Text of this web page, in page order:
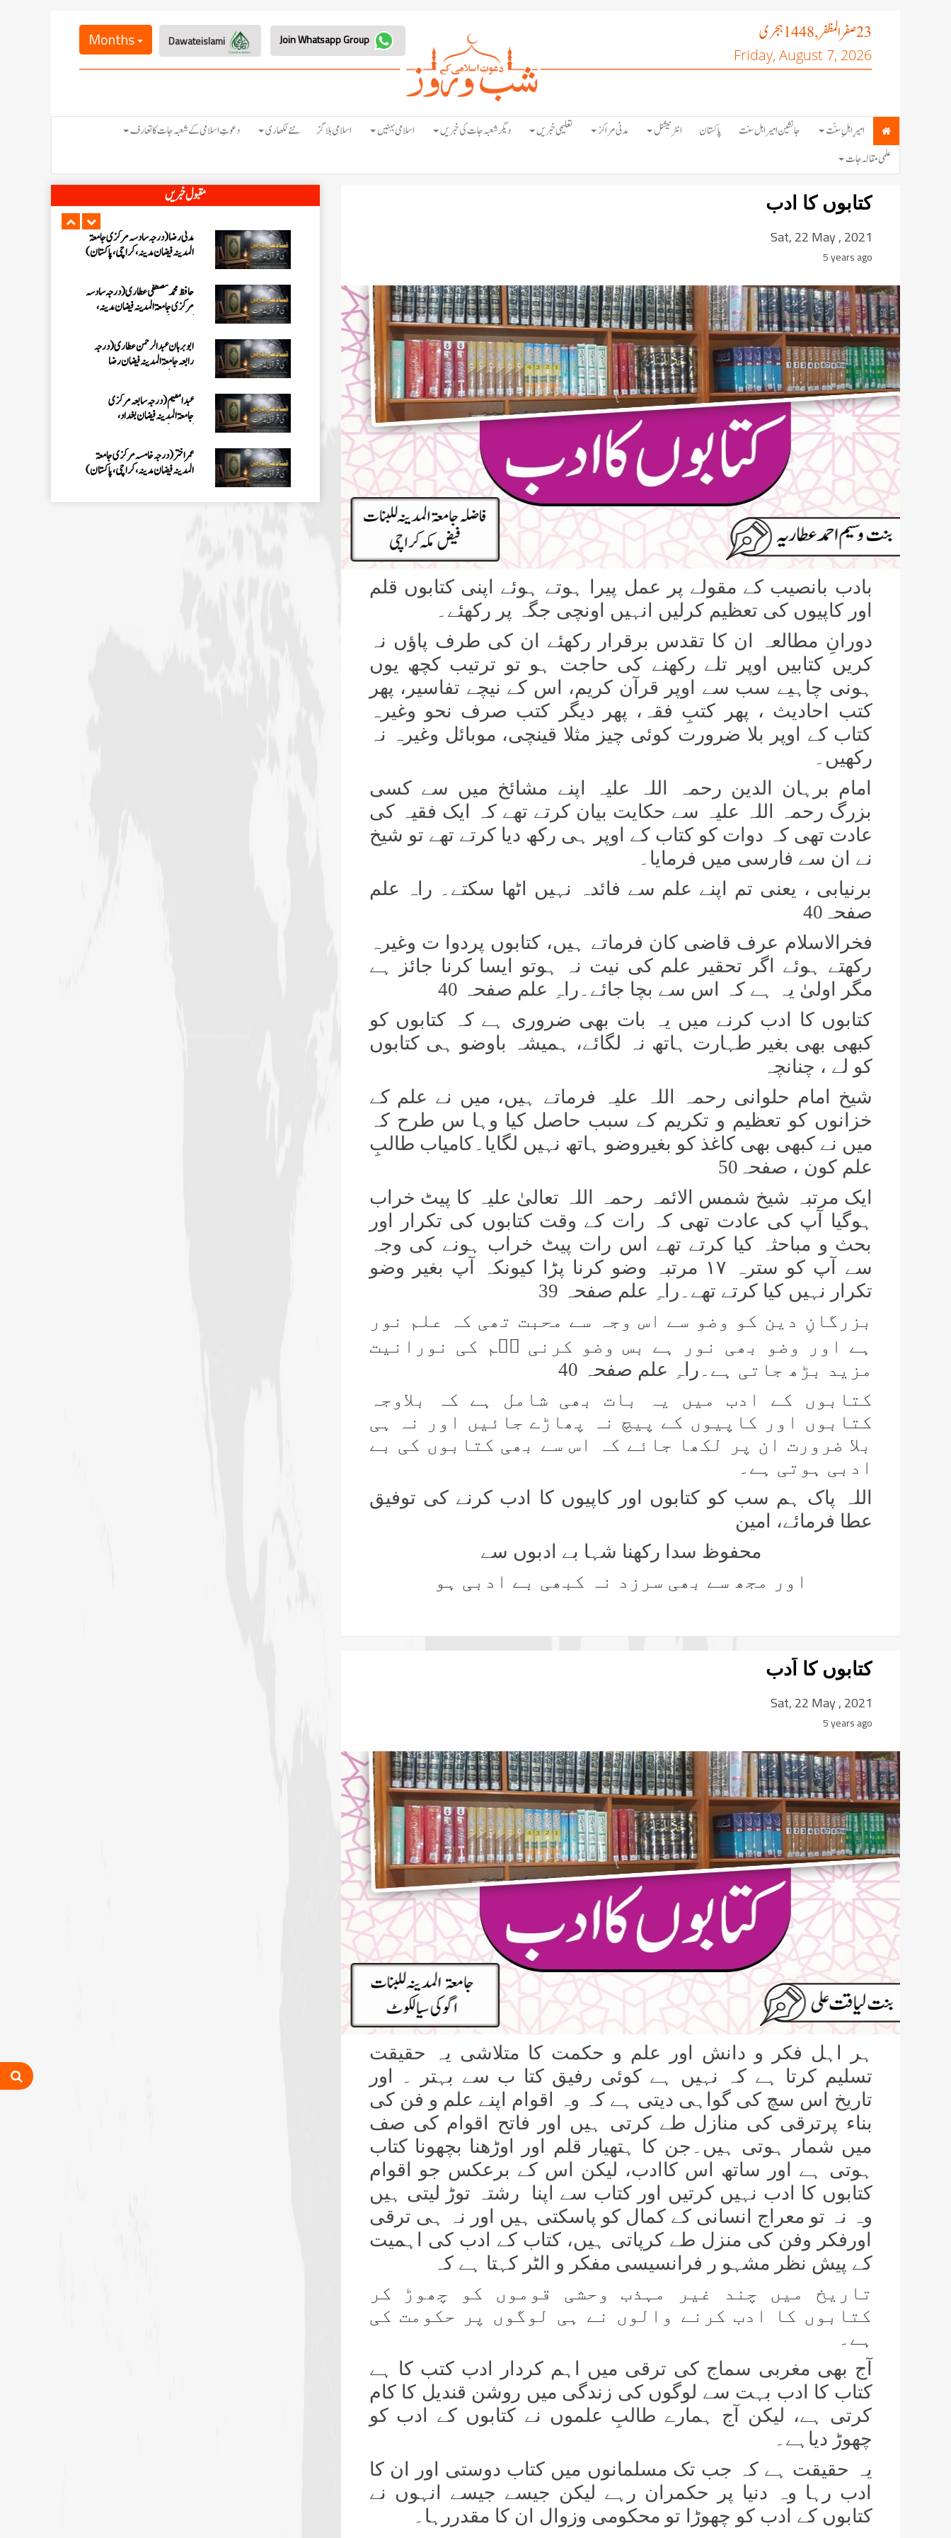
23صفر المظفر, 1448 ہجری
Friday, August 7, 2026
Months
امیرِ اہلِ سنّت جانشین امیر اہل سنت پاکستان انٹرنیشنل مدنی مراکز تعلیمی خبریں دیگر شعبہ جات کی خبریں اسلامی بہنیں اسلامی بلاگز نئے لکھاری
دعوتِ اسلامی کے شعبہ جات کا تعارف
علمی مقالہ جات
کتابوں کا ادب
Sat, 22 May , 2021
5 years ago
بادب بانصیب کے مقولے پر عمل پیرا ہوتے ہوئے اپنی کتابوں قلم
اور کاپیوں کی تعظیم کرلیں انہیں اونچی جگہ پر رکھئے۔
دورانِ مطالعہ ان کا تقدس برقرار رکھئے ان کی طرف پاؤں نہ
کریں کتابیں اوپر تلے رکھنے کی حاجت ہو تو ترتیب کچھ یوں
ہونی چاہیے سب سے اوپر قرآن کریم، اس کے نیچے تفاسیر، پھر
کتب احادیث ، پھر کتبِ فقہ، پھر دیگر کتب صرف نحو وغیرہ
کتاب کے اوپر بلا ضرورت کوئی چیز مثلا قینچی، موبائل وغیرہ نہ
رکھیں۔
امام برہان الدین رحمہ اللہ علیہ اپنے مشائخ میں سے کسی
بزرگ رحمہ اللہ علیہ سے حکایت بیان کرتے تھے کہ ایک فقیہ کی
عادت تھی کہ دوات کو کتاب کے اوپر ہی رکھ دیا کرتے تھے تو شیخ
نے ان سے فارسی میں فرمایا۔
برنیابی ، یعنی تم اپنے علم سے فائدہ نہیں اٹھا سکتے۔ راہ علم
صفحہ 40
فخرالاسلام عرف قاضی کان فرماتے ہیں، کتابوں پردوا ت وغیرہ
رکھتے ہوئے اگر تحقیر علم کی نیت نہ ہوتو ایسا کرنا جائز ہے
مگر اولیٰ یہ ہے کہ اس سے بچا جائے۔ راہِ علم صفحہ 40
کتابوں کا ادب کرنے میں یہ بات بھی ضروری ہے کہ کتابوں کو
کبھی بھی بغیر طہارت ہاتھ نہ لگائے، ہمیشہ باوضو ہی کتابوں
کو لے ، چنانچہ
شیخ امام حلوانی رحمہ اللہ علیہ فرماتے ہیں، میں نے علم کے
خزانوں کو تعظیم و تکریم کے سبب حاصل کیا وہا س طرح کہ
میں نے کبھی بھی کاغذ کو بغیروضو ہاتھ نہیں لگایا۔کامیاب طالبِ
علم کون ، صفحہ50
ایک مرتبہ شیخ شمس الائمہ رحمہ اللہ تعالیٰ علیہ کا پیٹ خراب
ہوگیا آپ کی عادت تھی کہ رات کے وقت کتابوں کی تکرار اور
بحث و مباحثہ کیا کرتے تھے اس رات پیٹ خراب ہونے کی وجہ
سے آپ کو سترہ ۱۷ مرتبہ وضو کرنا پڑا کیونکہ آپ بغیر وضو
تکرار نہیں کیا کرتے تھے۔ راہِ علم صفحہ 39
بزرگانِ دین کو وضو سے اس وجہ سے محبت تھی کہ علم نور
ہے اور وضو بھی نور ہے بس وضو کرنی سؒم کی نورانیت
مزید بڑھ جاتی ہے۔ راہِ علم صفحہ 40
کتابوں کے ادب میں یہ بات بھی شامل ہے کہ بلاوجہ
کتابوں اور کاپیوں کے پیچ نہ پھاڑے جائیں اور نہ ہی
بلا ضرورت ان پر لکھا جائے کہ اس سے بھی کتابوں کی بے
ادبی ہوتی ہے۔
اللہ پاک ہم سب کو کتابوں اور کاپیوں کا ادب کرنے کی توفیق
عطا فرمائے، امین
محفوظ سدا رکھنا شہا بے ادبوں سے
اور مجھ سے بھی سرزد نہ کبھی بے ادبی ہو
کتابوں کا اَدب
Sat, 22 May , 2021
5 years ago
ہر اہل فکر و دانش اور علم و حکمت کا متلاشی یہ حقیقت
تسلیم کرتا ہے کہ نہیں ہے کوئی رفیق کتا ب سے بہتر ۔ اور
تاریخ اس سچ کی گواہی دیتی ہے کہ وہ اقوام اپنے علم و فن کی
بناء پرترقی کی منازل طے کرتی ہیں اور فاتح اقوام کی صف
میں شمار ہوتی ہیں۔جن کا ہتھیار قلم اور اوڑھنا بچھونا کتاب
ہوتی ہے اور ساتھ اس کاادب، لیکن اس کے برعکس جو اقوام
کتابوں کا ادب نہیں کرتیں اور کتاب سے اپنا رشتہ توڑ لیتی ہیں
وہ نہ تو معراج انسانی کے کمال کو پاسکتی ہیں اور نہ ہی ترقی
اورفکر وفن کی منزل طے کرپاتی ہیں، کتاب کے ادب کی اہمیت
کے پیش نظر مشہو ر فرانسیسی مفکر و الٹر کہتا ہے کہ
تاریخ میں چند غیر مہذب وحشی قوموں کو چھوڑ کر
کتابوں کا ادب کرنے والوں نے ہی لوگوں پر حکومت کی
ہے۔
آج بھی مغربی سماج کی ترقی میں اہم کردار ادب کتب کا ہے
کتاب کا ادب بہت سے لوگوں کی زندگی میں روشن قندیل کا کام
کرتی ہے، لیکن آج ہمارے طالبِ علموں نے کتابوں کے ادب کو
چھوڑ دیاہے۔
یہ حقیقت ہے کہ جب تک مسلمانوں میں کتاب دوستی اور ان کا
ادب رہا وہ دنیا پر حکمران رہے لیکن جیسے جیسے انہوں نے
کتابوں کے ادب کو چھوڑا تو محکومی وزوال ان کا مقدررہا۔
مقبول خبریں
فیضان بغداد ،کراچی،پاکستان)
عبد الرسول (درجہ خامسہ مرکزی جامعۃ
مدنی رضا(درجہ سادسہ مرکز ی جامعۃ
حافظ محمد مصطفٰی عطاری (درجہ سادسہ
مرکزی جامعۃالمدينہ فیضان مدینہ،
ابو برہان عبدالرحمن عطاری (درجہ
رابعہ جامعۃالمدینہ فیضان رضا
عبدالمقیم (درجہ سابعہ مرکزی
جامعۃالمدینہ فیضان بغداد،
عمر اختر (درجہ خامسہ مرکزی جامعۃ
المدینہ فیضان مدینہ ،کراچی،پاکستان)
محمد وقاص (مرکزی جامعۃ المدینہ
فیضان مدینہ،کراچی ،پاکستان)
محمد سعد عمران (درجہ عالیہ مرکزی جامعۃ
المدینہ فیضانِ مدینہ ،کراچی ،پاکستان)